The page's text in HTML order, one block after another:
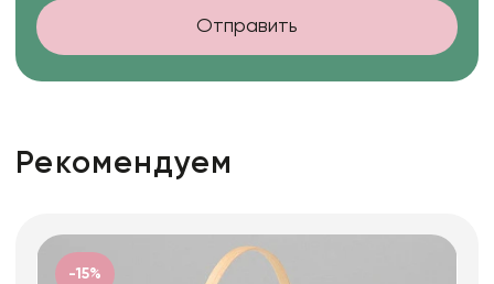
Отправить
Рекомендуем
-15%